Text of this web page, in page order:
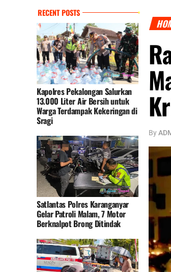
RECENT POSTS
Kapolres Pekalongan Salurkan
13.000 Liter Air Bersih untuk
Warga Terdampak Kekeringan di
Sragi
Satlantas Polres Karanganyar
Gelar Patroli Malam, 7 Motor
Berknalpot Brong Ditindak
By